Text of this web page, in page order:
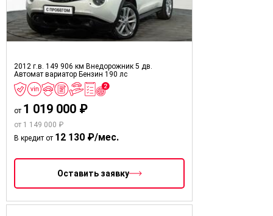
2012 г.в. 149 906 км Внедорожник 5 дв.
Автомат вариатор Бензин 190 лс
от 1 019 000 ₽
от 1 149 000 ₽
В кредит от 12 130 ₽/мес.
Оставить заявку